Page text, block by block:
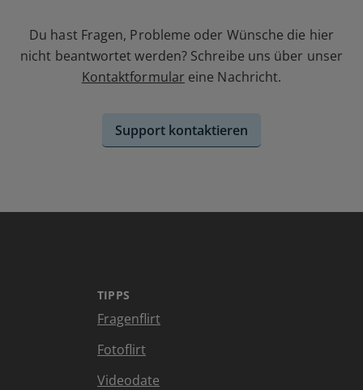
Du hast Fragen, Probleme oder Wünsche die hier
nicht beantwortet werden? Schreibe uns über unser
Kontaktformular eine Nachricht.
Support kontaktieren
TIPPS
Fragenflirt
Fotoflirt
Videodate